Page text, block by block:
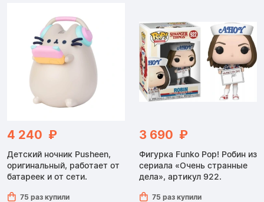
4 240 ₽
Детский ночник Pusheen,
оригинальный, работает от
батареек и от сети.
75 раз купили
3 690 ₽
Фигурка Funko Pop! Робин из
сериала «Очень странные
дела», артикул 922.
75 раз купили